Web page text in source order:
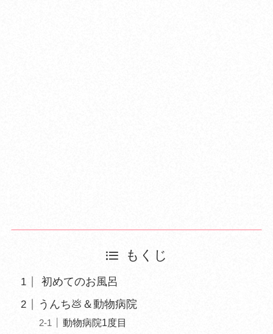
もくじ
初めてのお風呂
うんち💩＆動物病院
動物病院1度目